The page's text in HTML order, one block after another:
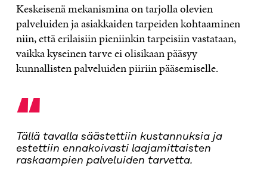
Keskeisenä mekanismina on tarjolla olevien
palveluiden ja asiakkaiden tarpeiden kohtaaminen
niin, että erilaisiin pieniinkin tarpeisiin vastataan,
vaikka kyseinen tarve ei olisikaan pääsyy
kunnallisten palveluiden piiriin pääsemiselle.
“
Tällä tavalla säästettiin kustannuksia ja
estettiin ennakoivasti laajamittaisten
raskaampien palveluiden tarvetta.